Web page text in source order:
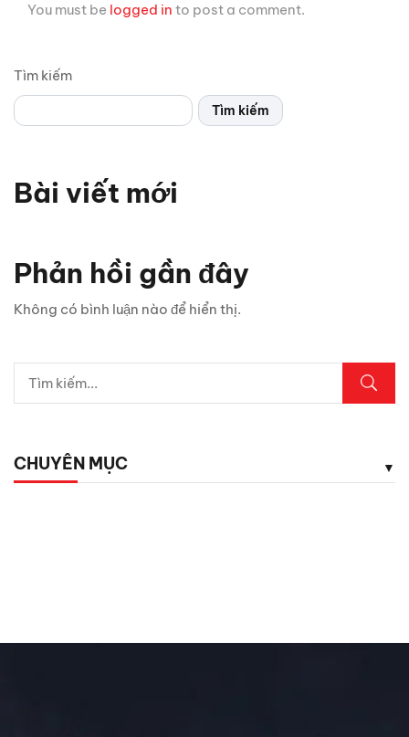
Tìm kiếm
Tìm kiếm
Bài viết mới
5 vị trí trên ô tô cần kiểm tra ngay sau mưa lớn
nhiêu?
5 phụ kiện ô tô giá rẻ nhưng cực kỳ cần thiết cho tài xế
Phản hồi gần đây
Không có bình luận nào để hiển thị.
CHUYÊN MỤC
You must be logged in to post a comment.